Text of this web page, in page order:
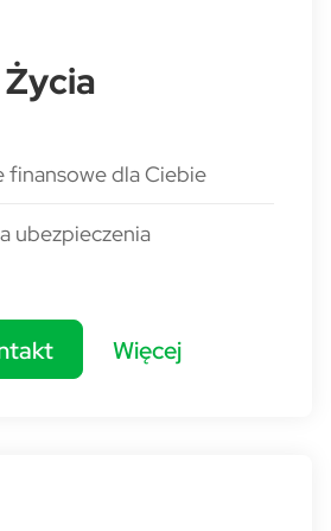
finansowe dla Ciebie
ubezpieczenia
Więcej